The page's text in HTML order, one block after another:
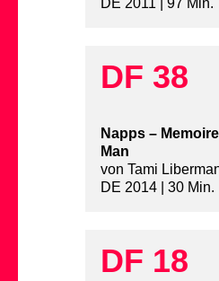
DE 2011 | 97 Min.
DF 38
Napps –
Man
von Tami
DE 2014 | 30 Min.
DF 18